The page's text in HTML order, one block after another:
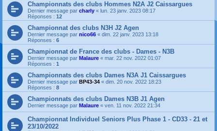
Championnats des clubs Hommes N2A J2 Caissargues
Dernier message par charly « lun. 23 janv. 2023 08:17
Réponses : 12
Championnat des clubs N3H J2 Agen
Dernier message par nico66 « dim. 22 janv. 2023 13:18
Réponses : 6
Championnat de France des clubs - Dames - N3B
Dernier message par Malaure « mar. 22 nov. 2022 01:07
Réponses : 1
Championnats des clubs Dames N3A J1 Caissargues
Dernier message par BP43-34 « dim. 20 nov. 2022 18:23
Réponses : 8
Championnats des clubs Dames N3B J1 Agen
Dernier message par Malaure « ven. 11 nov. 2022 21:34
Championnat Individuel Seniors Plus Phase 1 - CD33 - 21 et
23/10/2022